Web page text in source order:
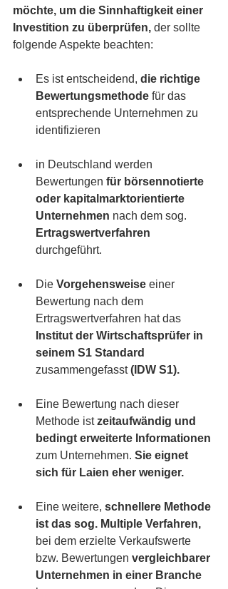
möchte, um die Sinnhaftigkeit einer
Investition zu überprüfen, der sollte
folgende Aspekte beachten:
Es ist entscheidend, die richtige
Bewertungsmethode für das
entsprechende Unternehmen zu
identifizieren
in Deutschland werden
Bewertungen für börsennotierte
oder kapitalmarktorientierte
Unternehmen nach dem sog.
Ertragswertverfahren
durchgeführt.
Die Vorgehensweise einer
Bewertung nach dem
Ertragswertverfahren hat das
Institut der Wirtschaftsprüfer in
seinem S1 Standard
zusammengefasst (IDW S1).
Eine Bewertung nach dieser
Methode ist zeitaufwändig und
bedingt erweiterte Informationen
zum Unternehmen. Sie eignet
sich für Laien eher weniger.
Eine weitere, schnellere Methode
ist das sog. Multiple Verfahren,
bei dem erzielte Verkaufswerte
bzw. Bewertungen vergleichbarer
Unternehmen in einer Branche